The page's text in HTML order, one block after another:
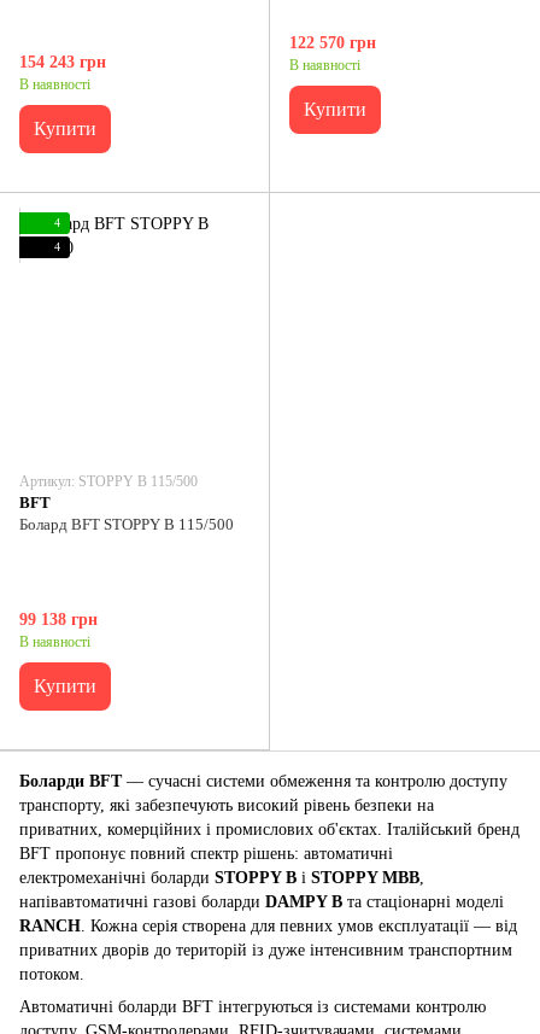
Боларди BFT— сучасні системи обмеження та контролю доступу
транспорту, які забезпечують високий рівень безпеки на
приватних, комерційних і промислових об'єктах. Італійський бренд
BFT пропонує повний спектр рішень: автоматичні
електромеханічні боларди STOPPY B і STOPPY MBB
напівавтоматичні газові боларди DAMPY B та стаціонарні моделі
RANCH . Кожна серія створена для певних умов експлуатації — від
приватних дворів до територій із дуже інтенсивним транспортним
потоком.
Автоматичні боларди BFT інтегруються із системами контролю
154 243 грн
В наявності
Купити
122 570 грн
В наявності
Купити
4
4
Артикул: STOPPY B 115/500
BFT
Болард BFT STOPPY B 115/500
99 138 грн
В наявності
Купити